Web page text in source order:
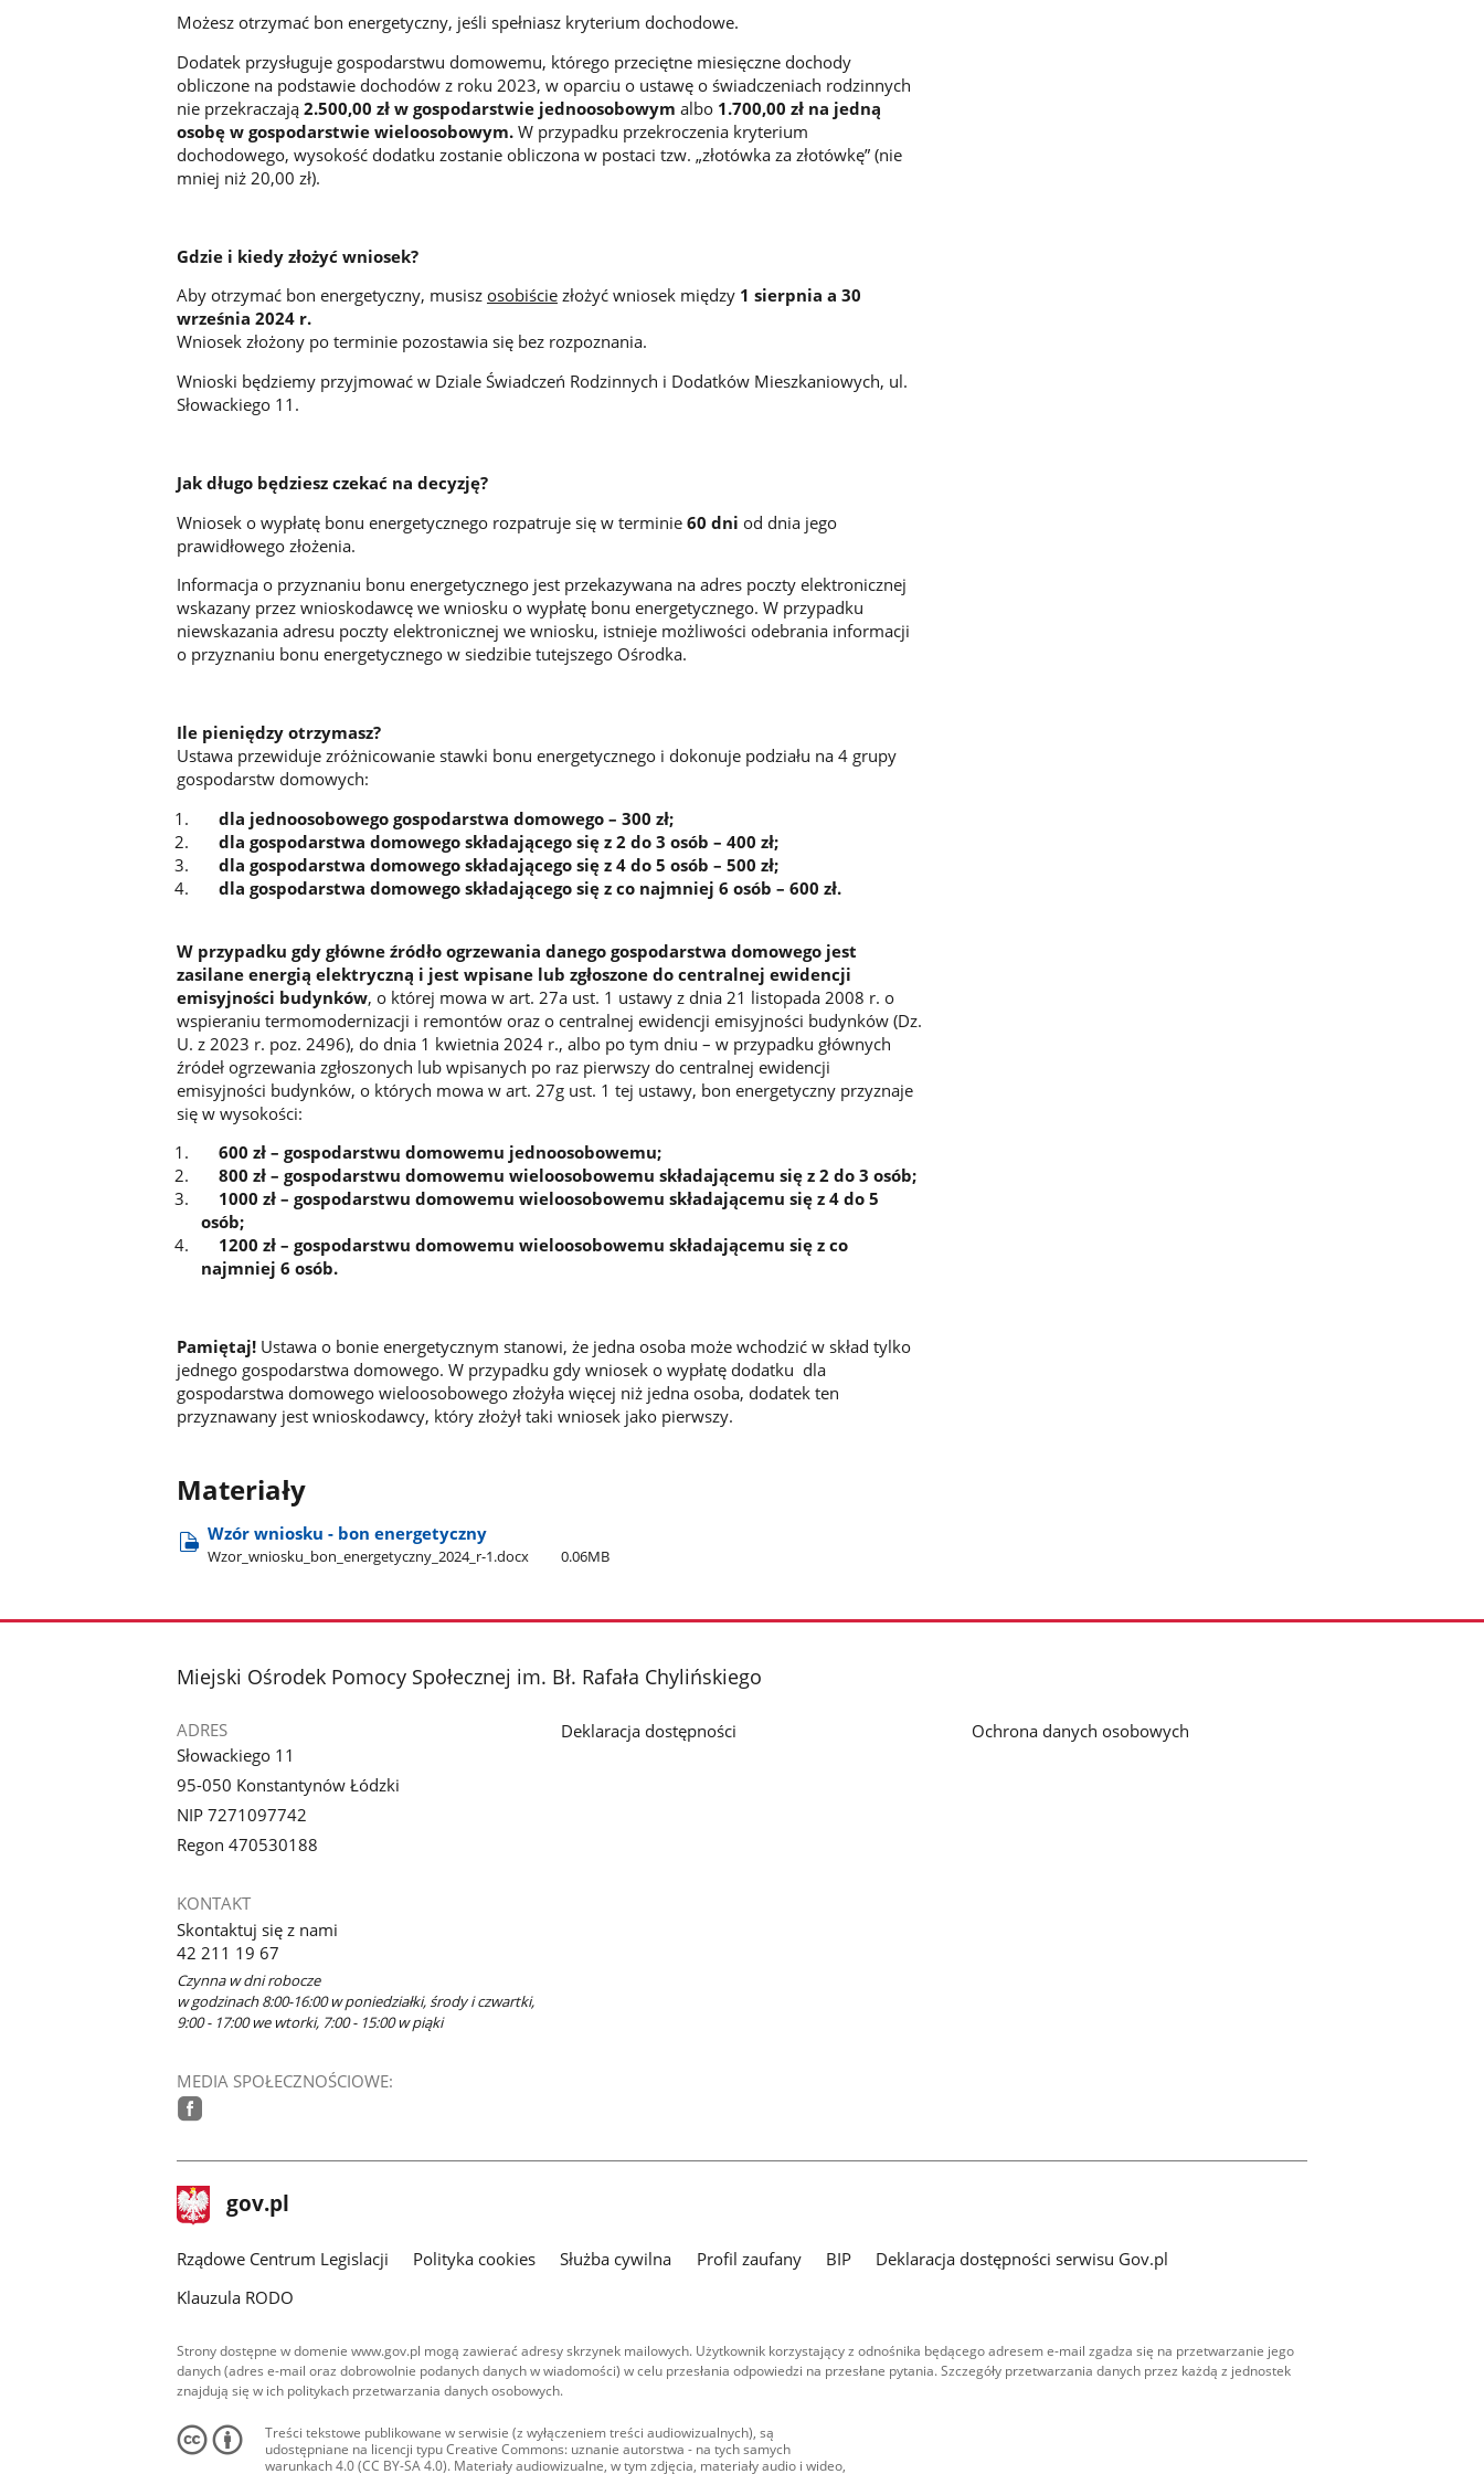
Możesz otrzymać bon energetyczny, jeśli spełniasz kryterium dochodowe.
Dodatek przysługuje gospodarstwu domowemu, którego przeciętne miesięczne dochody
obliczone na podstawie dochodów z roku 2023, w oparciu o ustawę o świadczeniach rodzinnych
nie przekraczają 2.500,00 zł w gospodarstwie jednoosobowym albo 1.700,00 zł na jedną
osobę w gospodarstwie wieloosobowym.W przypadku przekroczenia kryterium
dochodowego, wysokość dodatku zostanie obliczona w postaci tzw. „złotówka za złotówkę” (nie
mniej niż 20,00 zł).
Gdzie i kiedy złożyć wniosek?
Aby otrzymać bon energetyczny, musisz osobiściezłożyć wniosek między 1 sierpnia a 30
września 2024 r.
Wniosek złożony po terminie pozostawia się bez rozpoznania.
Wnioski będziemy przyjmować w Dziale Świadczeń Rodzinnych i Dodatków Mieszkaniowych, ul.
Słowackiego 11.
Jak długo będziesz czekać na decyzję?
Wniosek o wypłatę bonu energetycznego rozpatruje się w terminie 60 dni od dnia jego
prawidłowego złożenia.
Informacja o przyznaniu bonu energetycznego jest przekazywana na adres poczty elektronicznej
wskazany przez wnioskodawcę we wniosku o wypłatę bonu energetycznego. W przypadku
niewskazania adresu poczty elektronicznej we wniosku, istnieje możliwości odebrania informacji
o przyznaniu bonu energetycznego w siedzibie tutejszego Ośrodka.
Ile pieniędzy otrzymasz?
Ustawa przewiduje zróżnicowanie stawki bonu energetycznego i dokonuje podziału na 4 grupy
gospodarstw domowych:
dla jednoosobowego gospodarstwa domowego – 300 zł;
dla gospodarstwa domowego składającego się z 2 do 3 osób – 400 zł;
dla gospodarstwa domowego składającego się z 4 do 5 osób – 500 zł;
dla gospodarstwa domowego składającego się z co najmniej 6 osób – 600 zł.
W przypadku gdy główne źródło ogrzewania danego gospodarstwa domowego jest
zasilane energią elektryczną i jest wpisane lub zgłoszone do centralnej ewidencji
emisyjności budynków, o której mowa w art. 27a ust. 1 ustawy z dnia 21 listopada 2008 r. o
wspieraniu termomodernizacji i remontów oraz o centralnej ewidencji emisyjności budynków (Dz.
U. z 2023 r. poz. 2496), do dnia 1 kwietnia 2024 r., albo po tym dniu – w przypadku głównych
źródeł ogrzewania zgłoszonych lub wpisanych po raz pierwszy do centralnej ewidencji
emisyjności budynków, o których mowa w art. 27g ust. 1 tej ustawy, bon energetyczny przyznaje
się w wysokości:
600 zł – gospodarstwu domowemu jednoosobowemu;
800 zł – gospodarstwu domowemu wieloosobowemu składającemu się z 2 do 3 osób;
1000 zł – gospodarstwu domowemu wieloosobowemu składającemu się z 4 do 5
osób;
1200 zł – gospodarstwu domowemu wieloosobowemu składającemu się z co
najmniej 6 osób.
Pamiętaj!Ustawa o bonie energetycznym stanowi, że jedna osoba może wchodzić w skład tylko
jednego gospodarstwa domowego. W przypadku gdy wniosek o wypłatę dodatku dla
gospodarstwa domowego wieloosobowego złożyła więcej niż jedna osoba, dodatek ten
przyznawany jest wnioskodawcy, który złożył taki wniosek jako pierwszy.
Materiały
Wzór wniosku - bon energetyczny
Wzor​_wniosku​_bon​_energetyczny​_2024​_r-1.docx 0.06MB
stopka
Miejski Ośrodek Pomocy Społecznej im. Bł. Rafała Chylińskiego
ADRES
Słowackiego 11
95-050 Konstantynów Łódzki
NIP 7271097742
Regon 470530188
KONTAKT
Skontaktuj się z nami
42 211 19 67
Czynna w dni robocze
w godzinach 8:00-16:00 w poniedziałki, środy i czwartki,
9:00 - 17:00 we wtorki, 7:00 - 15:00 w piąki
MEDIA SPOŁECZNOŚCIOWE:
Deklaracja dostępności Ochrona danych osobowych
stopka
gov.pl Strona
gov.pl
Rządowe Centrum Legislacji Polityka cookies Służba cywilna Profil zaufany BIP
Deklaracja dostępności serwisu Gov.pl
Klauzula RODO
Strony dostępne w domenie www.gov.pl mogą zawierać adresy skrzynek mailowych. Użytkownik korzystający z odnośnika będącego adresem e-mail zgadza się na przetwarzanie jego
danych (adres e-mail oraz dobrowolnie podanych danych w wiadomości) w celu przesłania odpowiedzi na przesłane pytania. Szczegóły przetwarzania danych przez każdą z jednostek
znajdują się w ich politykach przetwarzania danych osobowych.
Treści tekstowe publikowane w serwisie (z wyłączeniem treści audiowizualnych), są
udostępniane na licencji typu Creative Commons: uznanie autorstwa - na tych samych
warunkach 4.0 (CC BY-SA 4.0). Materiały audiowizualne, w tym zdjęcia, materiały audio i wideo,